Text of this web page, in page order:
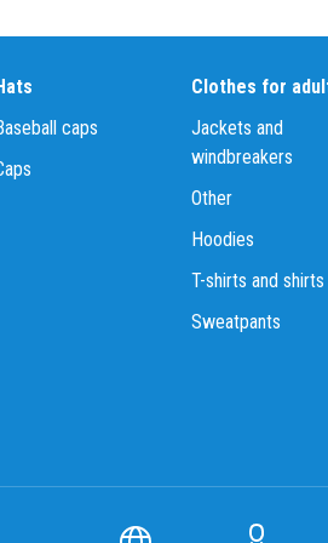
caps
Clothes for
Jackets and
windbreakers
Other
Hoodies
T-shirts and shirts
Sweatpants